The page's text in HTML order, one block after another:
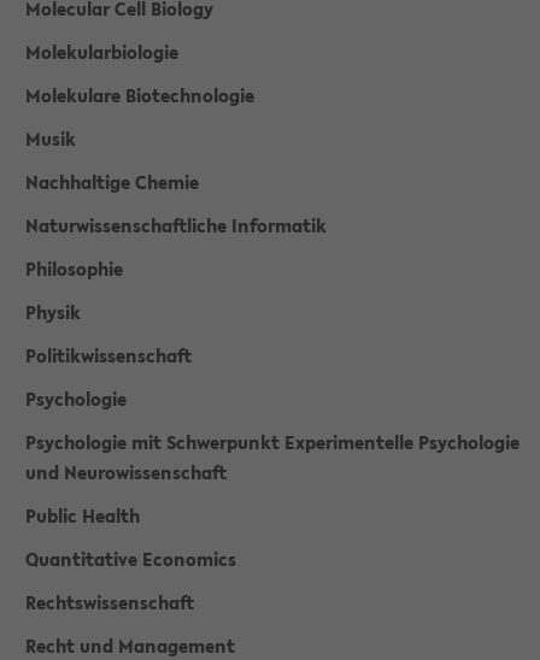
Molecular Cell Biology
Molekularbiologie
Molekulare Biotechnologie
Musik
Nachhaltige Chemie
Naturwissenschaftliche Informatik
Philosophie
Physik
Politikwissenschaft
Psychologie
Psychologie mit Schwerpunkt Experimentelle Psychologie
und Neurowissenschaft
Public Health
Quantitative Economics
Rechtswissenschaft
Recht und Management